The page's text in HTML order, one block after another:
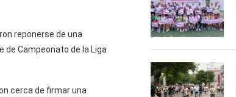
reponerse de una
de Campeonato de la Liga
cerca de firmar una